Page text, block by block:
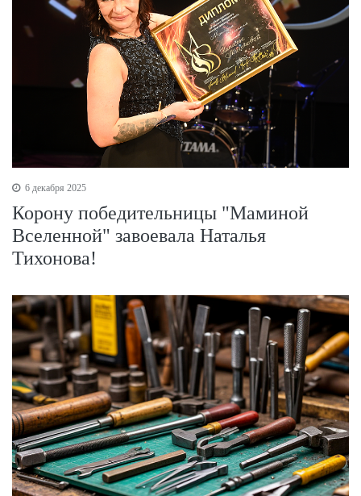
6 декабря 2025
Корону победительницы "Маминой
Вселенной" завоевала Наталья
Тихонова!